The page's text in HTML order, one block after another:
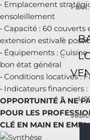
> BAR.
• Emplacement
ensoleillement
• Capacité : 60 couverts
extension estivale
• Équipements :
bon état général
• Conditions locatives :
• Indicateurs financiers
OPPORTUNITÉ À NE
POUR LES
CLÉ EN MAIN EN